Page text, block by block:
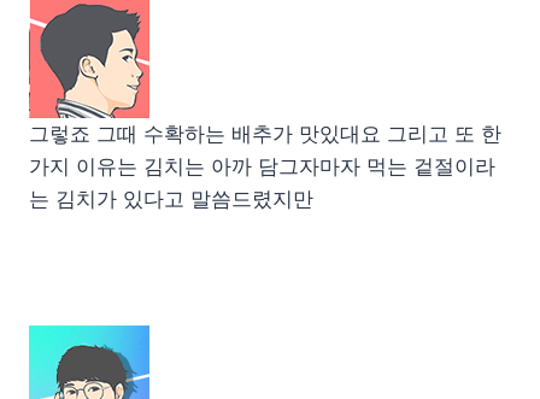
그렇죠 그때 수확하는 배추가 맛있대요 그리고 또 한
가지 이유는 김치는 아까 담그자마자 먹는 겉절이라
는 김치가 있다고 말씀드렸지만